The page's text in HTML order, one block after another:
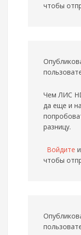
чтобы
Чем ЛИС
да еще и
разницу.
Войдите
чтобы